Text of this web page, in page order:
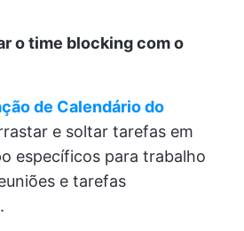
o time blocking com o
de Calendário do
e soltar tarefas em
específicos para trabalho
e tarefas